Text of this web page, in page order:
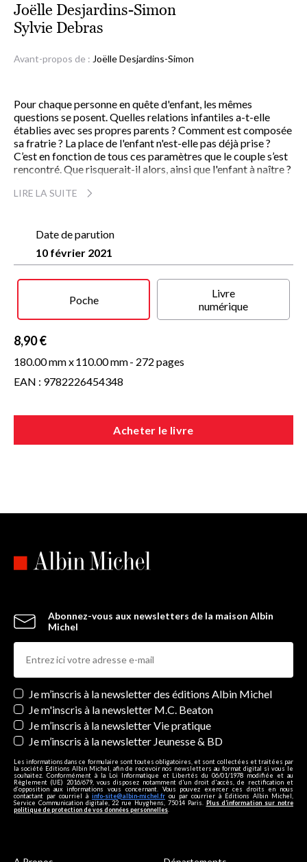
Joëlle Desjardins-Simon
Sylvie Debras
Avant-propos de : Joëlle Desjardins-Simon
Pour chaque personne en quête d'enfant, les mêmes
questions se posent. Quelles relations infantiles a-t-elle
établies avec ses propres parents ? Comment est composée
sa fratrie ? La place de l'enfant n'est-elle pas déjà prise ?
C’est en fonction de tous ces paramètres que le couple s’est
rencontré. Que risquerait-il alors, ainsi que l'enfant à naître ?
drames et ses secrets, pèse sur plusieurs générations. Et
Pour Joëlle Desjardins-Simon, l’infécondité est orchestrée
par l’inconscient dans une dynamique de couple. Elle montre
ici le rôle du psychisme dans la difficulté à accéder à la
minés par l'attente d'un enfant et aux professionnels de
Joëlle Desjardins-Simon, psychanalyste dans un service
d'assistance médicale à la procréation depuis vingt-cinq ans.
LIRE LA SUITE
Date de parution
10 février 2021
Poche
Livre
numérique
8,90 €
180.00 mm x110.00 mm- 272 pages
EAN : 9782226454348
Acheter le livre
Abonnez-vous aux newsletters de la maison Albin
Michel
Newsletters
Je m’inscris à la newsletter des éditions Albin Michel
Je m'inscris à la newsletter M.C. Beaton
Je m’inscris à la newsletter Vie pratique
Je m’inscris à la newsletter Jeunesse & BD
Les informations dans ce formulaire sont toutes obligatoires, et sont collectées et traitées par
la société Editions Albin Michel, afin de recevoir nos newsletters au format digital si vous le
souhaitez. Conformément à la Loi Informatique et Libertés du 06/01/1978 modifiée et au
Règlement (UE) 2016/679, vous disposez notamment d'un droit d'accès, de rectification et
d’opposition aux informations vous concernant. Vous pouvez exercer ces droits en nous
contactant par courriel à info-site@albin-michel.fr ou par courrier à Editions Albin Michel,
Service Communication digitale, 22 rue Huyghens, 75014 Paris. Plus d’information sur notre
politique de protection de vos données personnelles